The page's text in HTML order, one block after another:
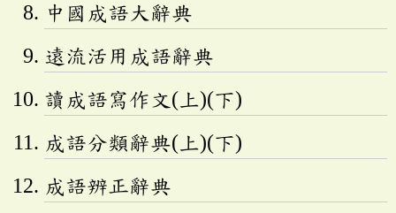
中國成語大辭典
遠流活用成語辭典
讀成語寫作文(上)(下)
成語分類辭典(上)(下)
成語辨正辭典